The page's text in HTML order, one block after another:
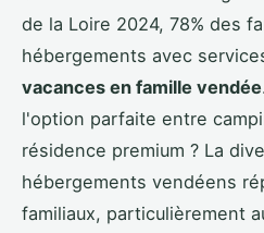
de la Loire 2024, 78% des
hébergements avec
vacances en famille vendée
l'option parfaite entre
résidence premium ? La
hébergements vendéens
familiaux, particulièrement